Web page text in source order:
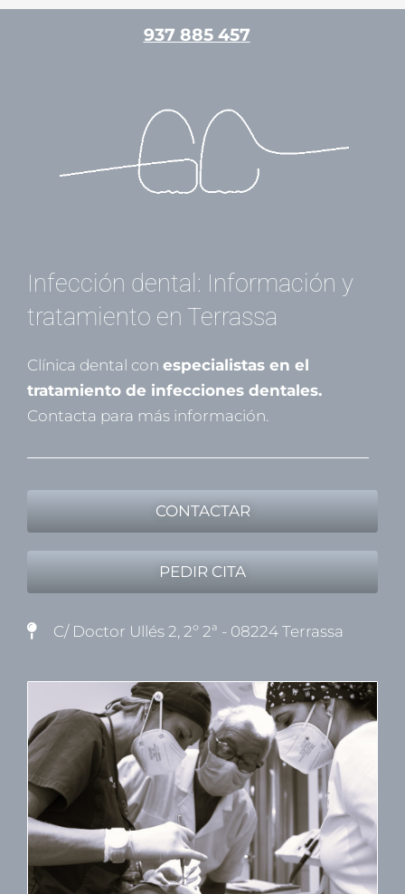
937 885 457
/ Por Mariona Gamell
Infección dental: Información y
tratamiento en Terrassa
Clínica dental con especialistas en el
tratamiento de infecciones dentales.
Contacta para más información.
CONTACTAR
PEDIR CITA
C/ Doctor Ullés 2, 2º 2ª - 08224 Terrassa